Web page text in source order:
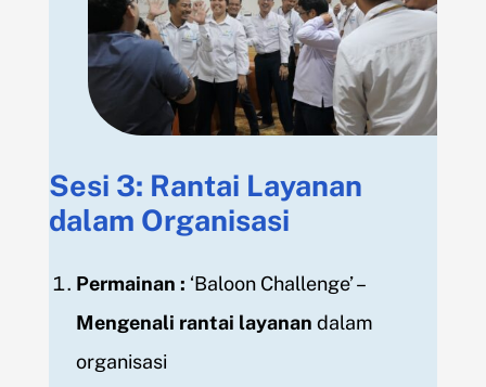
Sesi 3: Rantai Layanan
dalam Organisasi
Permainan : ‘Baloon Challenge’ –
Mengenali rantai layanan dalam
organisasi